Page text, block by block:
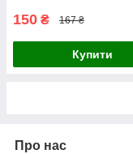
150 ₴ 167 ₴
Купити
Про нас